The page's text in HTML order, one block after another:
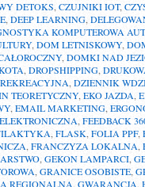
DETOKS CZUJNIKI IOT,
, DEEP LEARNING,
KOMPUTEROWA
, DOM LETNISKOWY,
, DOMKI NAD
, DROPSHIPPING
DZIENNIK
TEORETYCZNY, EKO JAZDA
, EMAIL MARKETING,
FEEDBACK
FLASK, FOLIA PPF,
FRANCZYZA LOKALNA
GEKON LAMPARCI,
, GRANICE OSOBISTE
REGIONALNA, GWARANCJA